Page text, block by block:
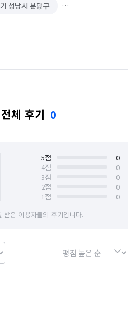
성남시 분당구
경기 수원시 팔달구
경기 안성시
경기 용인시 기흥구
경기 의정부시
경기 화성시
천구 서울 성북구
로구
체 후기 0
5점
0
4점
0
3점
0
2점
0
1점
0
받은 이용자들의 후기입니다.